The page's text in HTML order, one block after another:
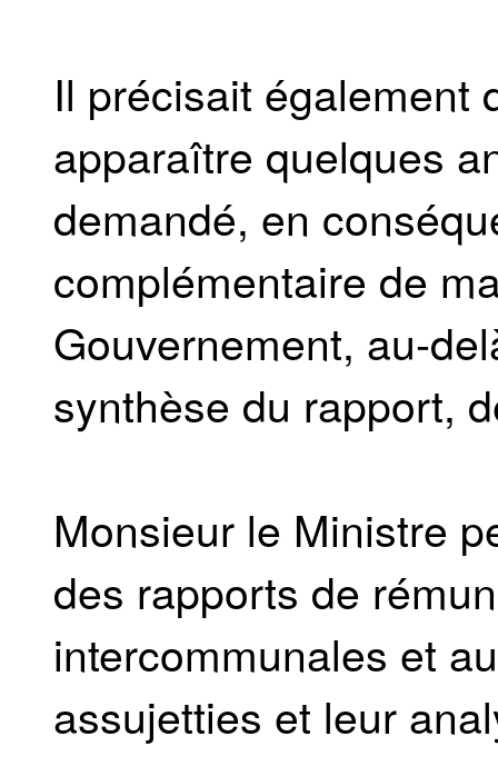
Il précisait également
apparaître quelques
demandé, en
complémentaire de
Gouvernement, au-
synthèse du rapport,
Monsieur le Ministre
des rapports de
intercommunales et
assujetties et leur